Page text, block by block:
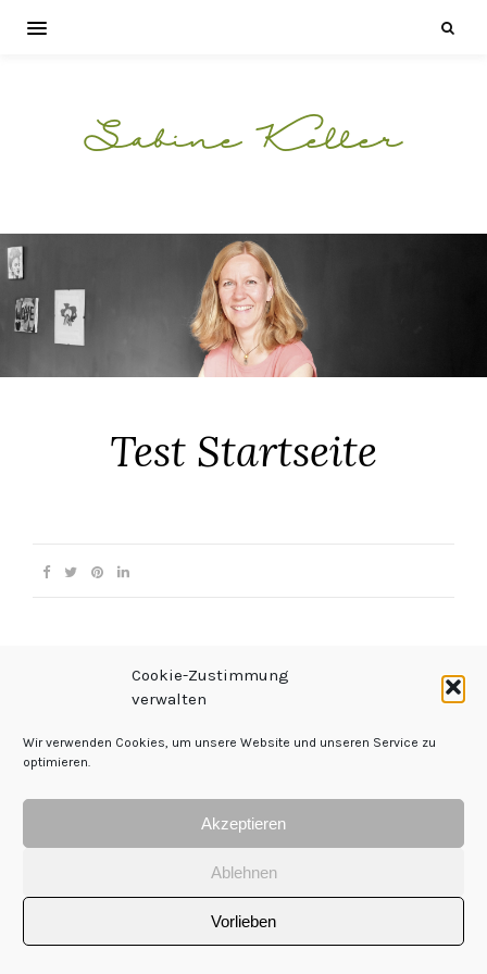
Cookie-Zustimmung
verwalten
Wir verwenden Cookies, um unsere Website und unseren Service zu
optimieren.
Akzeptieren
Ablehnen
Vorlieben
Sabine Keller
Test Startseite
Impressum|Datenschutz |Kontakt
Copyright 2021 - Sabine Keller